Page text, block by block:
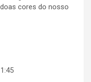
cores do nosso